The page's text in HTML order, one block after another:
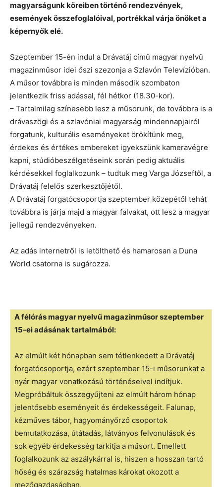
magyarságunk köreiben történő rendezvények,
események összefoglalóival, portrékkal várja önöket a
képernyők elé.
Szeptember 15-én indul a Drávatáj című magyar nyelvű
magazinműsor idei őszi szezonja a Szlavón Televízióban.
A műsor továbbra is minden második szombaton
jelentkezik friss adással, fél hétkor (18.30-kor).
– Tartalmilag színesebb lesz a műsorunk, de továbbra is a
drávaszögi és a szlavóniai magyarság mindennapjairól
forgatunk, kulturális eseményeket örökítünk meg,
érdekes és értékes embereket igyekszünk kameravégre
kapni, stúdióbeszélgetéseink során pedig aktuális
kérdésekkel foglalkozunk – tudtuk meg Varga Józseftől, a
Drávatáj felelős szerkesztőjétől.
A Drávatáj forgatócsoportja szeptember közepétől tehát
továbbra is járja majd a magyar falvakat, ott lesz a magyar
jellegű rendezvényeken.
Az adás internetről is letölthető és hamarosan a Duna
World csatorna is sugározza.
A félórás magyar nyelvű magazinműsor szeptember
15-ei adásának tartalmából:
Az elmúlt két hónapban sem tétlenkedett a Drávatáj
forgatócsoportja, ezért szeptember 15-i műsorunkat a
nyár magyar vonatkozású történéseivel indítjuk.
Megpróbáltuk összegyűjteni az elmúlt három hónap
jelentősebb eseményeit és érdekességeit. Falunap,
kézműves tábor, hagyományőrző csoportok
bemutatkozása, útátadás, látványos felvonulások és
sok egyéb érdekesség tarkítja a műsort. Emellett
foglalkozunk az aszálykárral is, hiszen a hosszan tartó
hőség és szárazság hatalmas károkat okozott a
mezőgazdaságban.